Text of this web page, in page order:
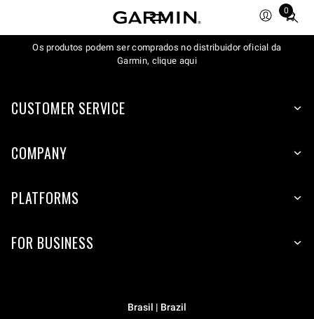
0
Total
items
in
Os produtos podem ser comprados no distribuidor oficial da
Garmin, clique aqui
CUSTOMER SERVICE
COMPANY
PLATFORMS
FOR BUSINESS
Brasil | Brazil